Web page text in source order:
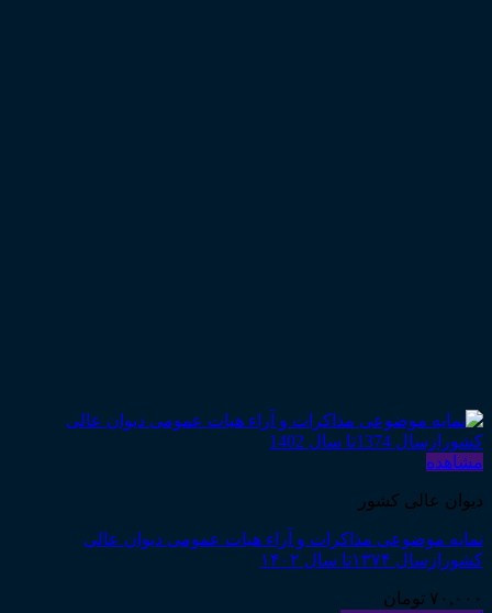
مشاهده
دیوان عالی کشور
نمایه موضوعی مذاکرات و آراء هیات عمومی دیوان عالی
کشورازسال ۱۳۷۴تا سال ۱۴۰۲
۷۰,۰۰۰ تومان